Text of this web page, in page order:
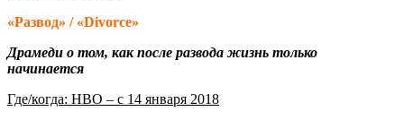
«Развод» / «Divorce»
Драмеди о том, как после развода жизнь только
начинается
Где/когда: HBO – с 14 января 2018